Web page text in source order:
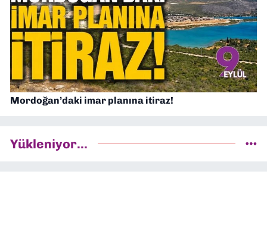
Mordoğan’daki imar planına itiraz!
Yükleniyor...